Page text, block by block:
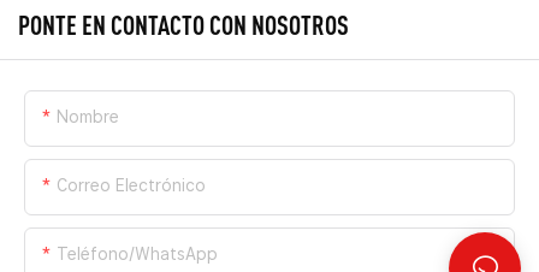
PONTE EN CONTACTO CON NOSOTROS
Nombre
Correo Electrónico
Teléfono/WhatsApp